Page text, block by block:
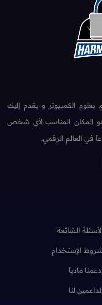
الكمبيوتر و يقدم إليك
المكان المناسب لأي شخص
في العالم الرقمي.
الأسئلة الشائعة
شروط الإستخدام
إدعمنا مادياً
الداعمين لنا